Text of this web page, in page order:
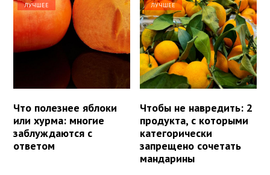
ЛУЧШЕЕ
Что полезнее яблоки
или хурма: многие
заблуждаются с
ответом
ЛУЧШЕЕ
Чтобы не навредить: 2
продукта, с которыми
категорически
запрещено сочетать
мандарины